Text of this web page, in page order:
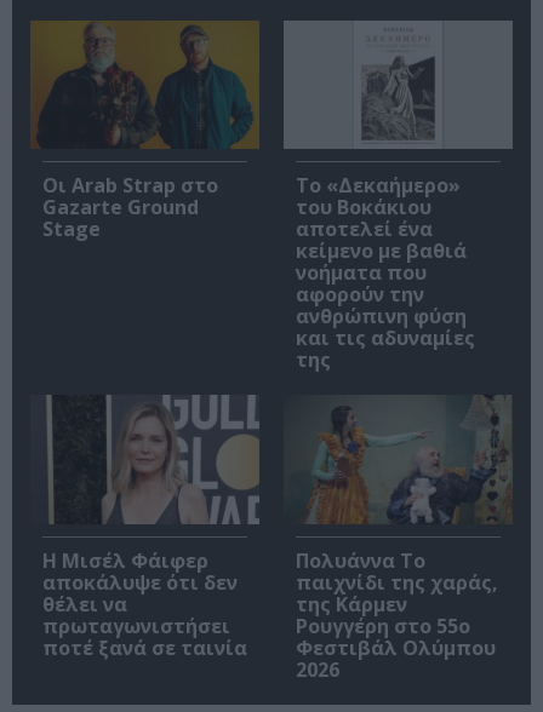
Οι Arab Strap στο
Gazarte Ground
Stage
Το «Δεκαήμερο»
του Βοκάκιου
αποτελεί ένα
κείμενο με βαθιά
νοήματα που
αφορούν την
ανθρώπινη φύση
και τις αδυναμίες
της
Η Μισέλ Φάιφερ
αποκάλυψε ότι δεν
θέλει να
πρωταγωνιστήσει
ποτέ ξανά σε ταινία
Πολυάννα Το
παιχνίδι της χαράς,
της Κάρμεν
Ρουγγέρη στο 55ο
Φεστιβάλ Ολύμπου
2026